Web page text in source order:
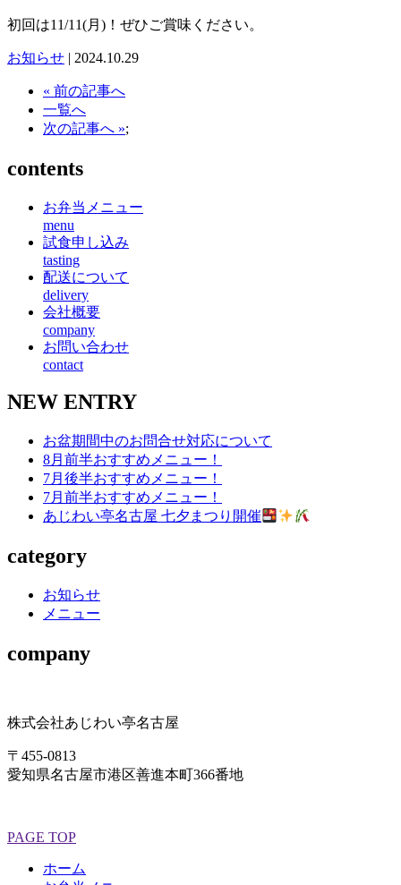
初回は11/11(月)！ぜひご賞味ください。
お知らせ | 2024.10.29
« 前の記事へ
一覧へ
次の記事へ »;
contents
お弁当メニュー
menu
試食申し込み
tasting
配送について
delivery
会社概要
company
お問い合わせ
contact
NEW ENTRY
お盆期間中のお問合せ対応について
8月前半おすすめメニュー！
7月後半おすすめメニュー！
7月前半おすすめメニュー！
あじわい亭名古屋 七夕まつり開催
category
お知らせ
メニュー
company
株式会社あじわい亭名古屋
〒455-0813
愛知県名古屋市港区善進本町366番地
PAGE TOP
ホーム